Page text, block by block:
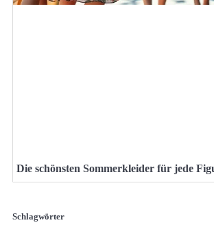
Die schönsten Sommerkleider für jede
Schlagwörter